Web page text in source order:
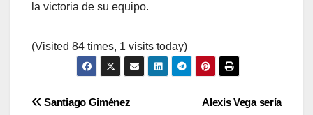
la victoria de su equipo.
(Visited 84 times, 1 visits today)
Navegación
Alexis Vega sería
Santiago Giménez